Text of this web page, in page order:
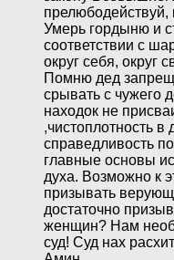
прелюбодействуй,
Умерь гордыню и
соответствии с
округ себя, округ
Помню дед
срывать с чужего
находок не
,чистоплотность в
справедливость
главные основы
духа. Возможно к
призывать
достаточно
женщин? Нам
суд! Суд нах